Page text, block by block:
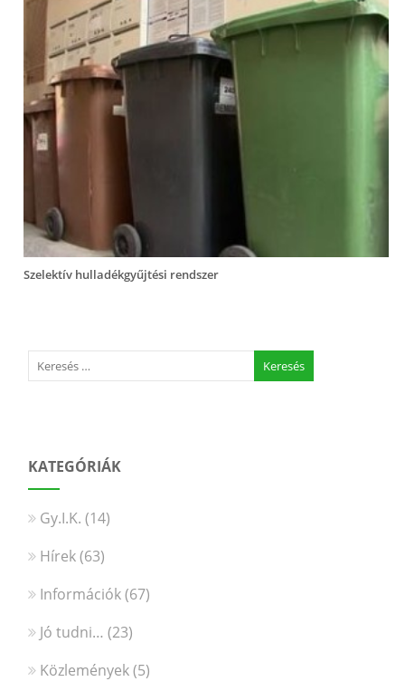
Szelektív hulladékgyűjtési rendszer
KATEGÓRIÁK
Gy.I.K. (14)
Hírek(63)
Információk(67)
Jó tudni… (23)
Közlemények(5)